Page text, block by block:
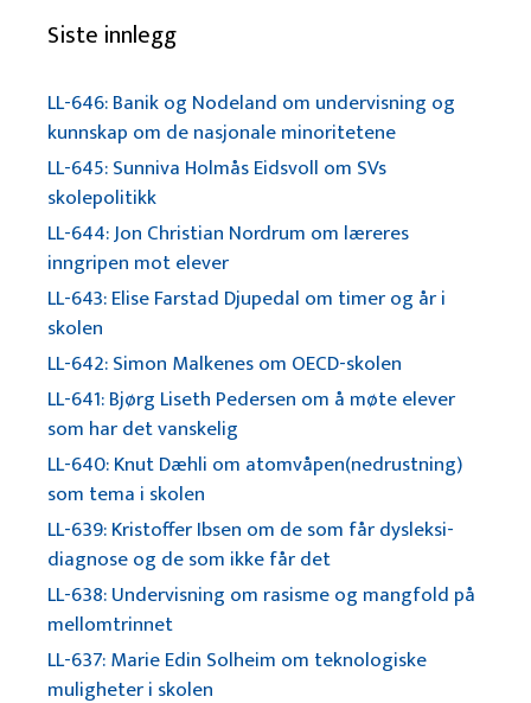
Siste innlegg
LL-646: Banik og Nodeland om undervisning og
kunnskap om de nasjonale minoritetene
LL-645: Sunniva Holmås Eidsvoll om SVs
skolepolitikk
LL-644: Jon Christian Nordrum om læreres
inngripen mot elever
LL-643: Elise Farstad Djupedal om timer og år i
skolen
LL-642: Simon Malkenes om OECD-skolen
LL-641: Bjørg Liseth Pedersen om å møte elever
som har det vanskelig
LL-640: Knut Dæhli om atomvåpen(nedrustning)
som tema i skolen
LL-639: Kristoffer Ibsen om de som får dysleksi-
diagnose og de som ikke får det
LL-638: Undervisning om rasisme og mangfold på
mellomtrinnet
LL-637: Marie Edin Solheim om teknologiske
muligheter i skolen